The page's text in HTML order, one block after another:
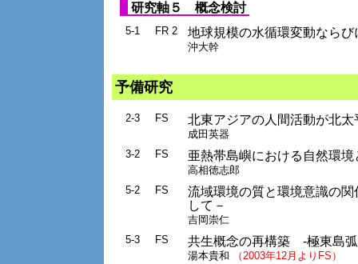
研究軸５ 概念検討
5-1 FR 2 地球規模の水循環変動なら
沖大幹
予備研究
2-3 FS 北東アジアの人間活動が北
成田英器
3-2
FS 亜熱帯島嶼における自然環
高相徳志郎
5-2
FS
流域環境の質と環境意識の
して－
吉岡崇仁
5-3
FS 共生概念の再構築 -極東島
湯本貴和 （2003年12月よりFS）